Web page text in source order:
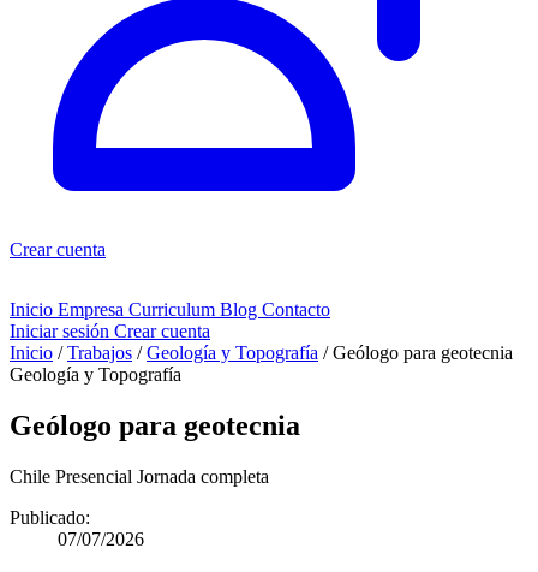
Crear cuenta
Inicio Empresa Curriculum Blog Contacto
Iniciar sesión Crear cuenta
Inicio / Trabajos / Geología y Topografía / Geólogo para geotecnia
Geología y Topografía
Geólogo para geotecnia
Chile Presencial Jornada completa
Publicado:
07/07/2026